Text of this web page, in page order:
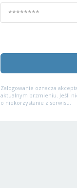
Zalogowanie oznacza
aktualnym brzmieniu. Jeśli
o niekorzystanie z serwisu.